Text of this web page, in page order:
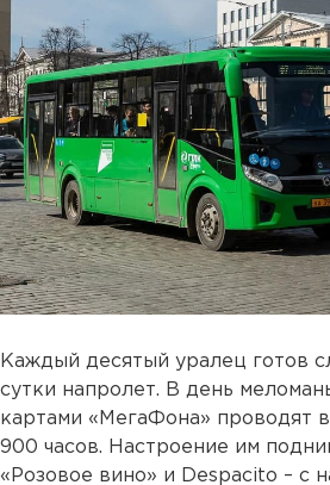
Каждый десятый уралец готов
сутки напролет. В день
картами «МегаФона» проводят
900 часов. Настроение им
«Розовое вино» и Despacito – с